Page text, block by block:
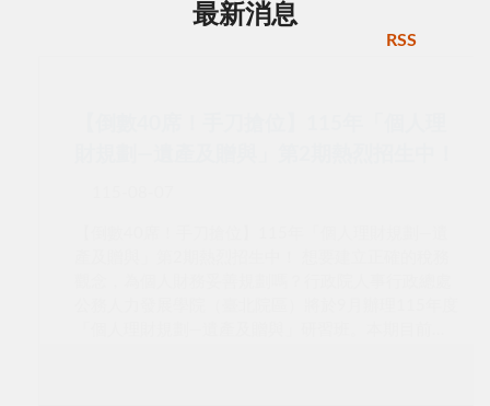
最新消息
RSS